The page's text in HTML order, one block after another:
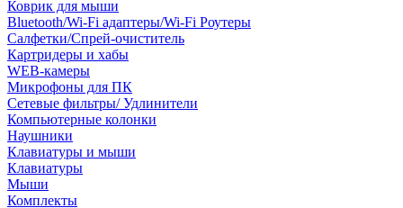
Коврик для мыши
Bluetooth/Wi-Fi адаптеры/Wi-Fi Роутеры
Салфетки/Спрей-очиститель
Картридеры и хабы
WEB-камеры
Микрофоны для ПК
Сетевые фильтры/ Удлинители
Компьютерные колонки
Наушники
Клавиатуры и мыши
Клавиатуры
Мыши
Комплекты